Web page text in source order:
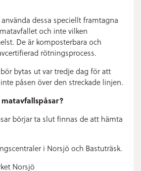
dessa speciellt framtagna
och inte vilken
De är komposterbara och
rötningsprocess.
bytas ut var tredje dag för att
påsen över den streckade linjen.
börjar ta slut finnas de att hämta
i Norsjö och Bastuträsk.
Norsjö